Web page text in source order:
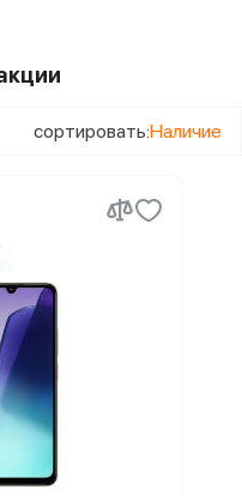
сортировать:Наличие